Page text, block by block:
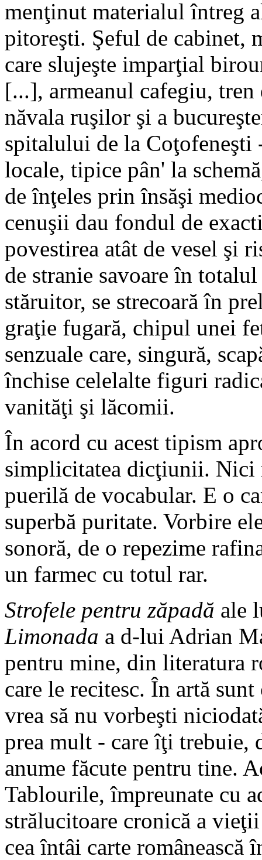
menţinut materialul întreg
pitoreşti. Şeful de cabinet,
care slujeşte imparţial
[...], armeanul cafegiu,
năvala ruşilor şi a
spitalului de la Coţofeneşti
locale, tipice pân' la
de înţeles prin însăşi
cenuşii dau fondul de
povestirea atât de vesel şi
de stranie savoare în
stăruitor, se strecoară în
graţie fugară, chipul unei
senzuale care, singură,
închise celelalte figuri
vanităţi şi lăcomii.
În acord cu acest tipism
simplicitatea dicţiunii. Nici
puerilă de vocabular. E o
superbă puritate. Vorbire
sonoră, de o repezime
un farmec cu totul rar.
Strofele pentru zăpadă ale
Limonada a d-lui Adrian
pentru mine, din literatura
care le recitesc. În artă
vrea să nu vorbeşti
prea mult - care îţi trebuie,
anume făcute pentru tine.
Tablourile, împreunate cu
strălucitoare cronică a
cea întâi carte românească